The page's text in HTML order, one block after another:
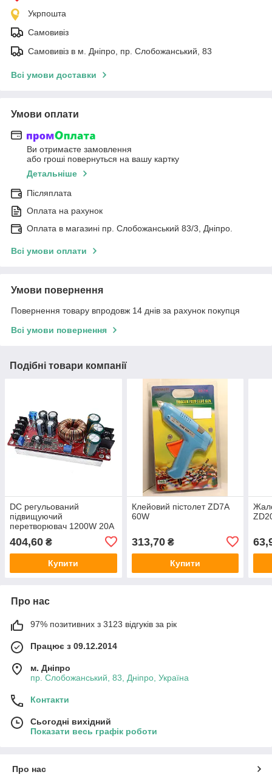
Укрпошта
Самовивіз
Самовивіз в м. Дніпро, пр. Слобожанський, 83
Всі умови доставки
Умови оплати
Ви отримаєте замовлення
або гроші повернуться на вашу картку
Детальніше
Післяплата
Оплата на рахунок
Оплата в магазині пр. Слобожанський 83/3, Дніпро.
Всі умови оплати
Умови повернення
Повернення товару впродовж 14 днів за рахунок покупця
Всі умови повернення
Подібні товари компанії
DC регульований
підвищуючий
перетворювач 1200W 20A
83V)
404,60 ₴
Купити
Клейовий пістолет ZD7A
60W
313,70₴
Купити
Про нас
97% позитивних з 3123 відгуків за рік
Працює з 09.12.2014
м. Дніпро
пр. Слобожанський, 83, Дніпро, Україна
Контакти
Сьогодні вихідний
Показати весь графік роботи
Про нас